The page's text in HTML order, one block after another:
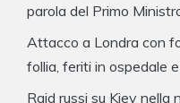
parola del Primo
Attacco a Londra con
follia, feriti in ospedale
Raid russi su Kiev